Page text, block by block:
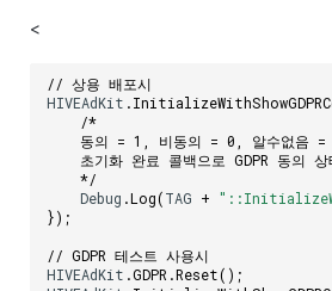
<
// 상용 배포시
HIVEAdKit .
/*
동의 = 1, 비동의 = 0, 알수없음
초기화 완료 콜백으로 GDPR 동의
    */
Debug .Log(TAG +
});
// GDPR 테스트 사용시
HIVEAdKit .GDPR .Reset();